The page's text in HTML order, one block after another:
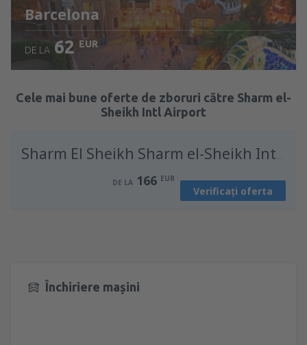
Barcelona
Verificați detaliile
DE LA 62 EUR
Cele mai bune oferte de zboruri către Sharm el-
Sheikh Intl Airport
DE LA 166 EUR
Verificați oferta
Închiriere mașini